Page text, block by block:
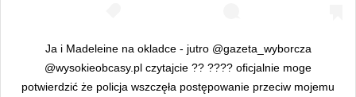
Ja i Madeleine na okladce - jutro @gazeta_wyborcza
@wysokieobcasy.pl czytajcie ?? ???? oficjalnie moge
potwierdzić że policja wszczęła postępowanie przeciw mojemu